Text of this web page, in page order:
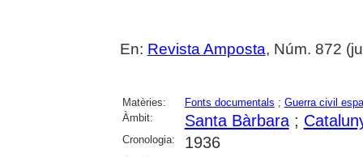
En: Revista Amposta, Núm. 872
Matèries: Fonts documentals ; Guerra civil
Àmbit:
Santa Bàrbara;
Cronologia: 1936